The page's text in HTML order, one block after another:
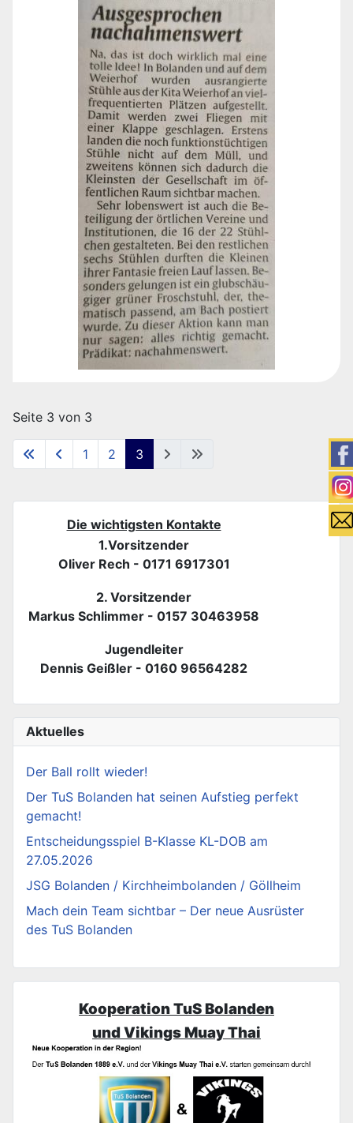
Seite 3 von 3
1 2 3
Die wichtigsten Kontakte
1.Vorsitzender
Oliver Rech - 0171 6917301
2. Vorsitzender
Markus Schlimmer - 0157 30463958
Jugendleiter
Dennis Geißler - 0160 96564282
Aktuelles
Der Ball rollt wieder!
Der TuS Bolanden hat seinen Aufstieg perfekt
gemacht!
Entscheidungsspiel B-Klasse KL-DOB am
27.05.2026
JSG Bolanden / Kirchheimbolanden / Göllheim
Mach dein Team sichtbar – Der neue Ausrüster
des TuS Bolanden
Kooperation TuS Bolanden
und Vikings Muay Thai